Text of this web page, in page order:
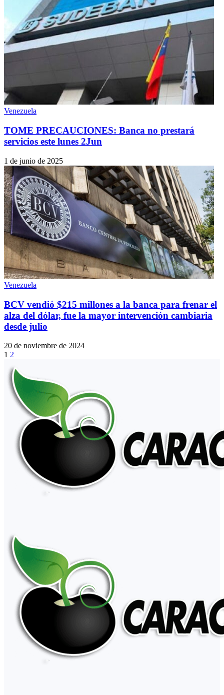
Venezuela
TOME PRECAUCIONES: Banca no prestará
servicios este lunes 2Jun
1 de junio de 2025
Venezuela
BCV vendió $215 millones a la banca para frenar el
alza del dólar, fue la mayor intervención cambiaria
desde julio
20 de noviembre de 2024
1 2